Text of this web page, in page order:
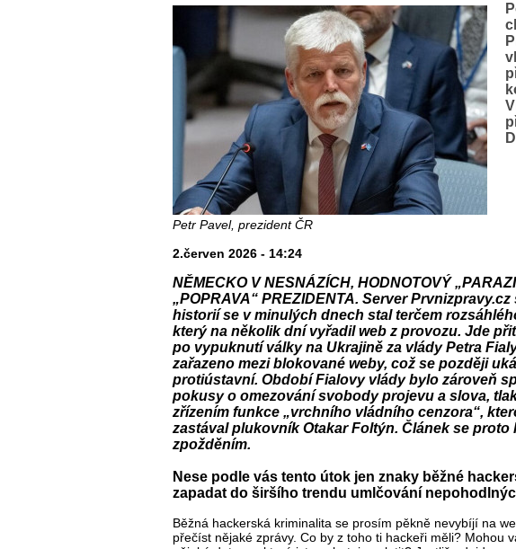
Petr Pavel, prezident ČR
2.červen 2026 - 14:24
NĚMECKO V NESNÁZÍCH, HODNOTOVÝ
„POPRAVA“ PREZIDENTA. Server
historií se v minulých dnech stal terčem
který na několik dní vyřadil web z provozu. Jde
po vypuknutí války na Ukrajině za vlády Petra
zařazeno mezi blokované weby, což se později
protiústavní. Období Fialovy vlády bylo zároveň
pokusy o omezování svobody projevu a slova,
zřízením funkce „vrchního vládního cenzora“,
zastával plukovník Otakar Foltýn. Článek se proto
zpožděním.
Nese podle vás tento útok jen znaky běžné
zapadat do širšího trendu umlčování
Běžná hackerská kriminalita se prosím pěkně nevybíjí na
přečíst nějaké zprávy. Co by z toho ti hackeři měli? Mohou